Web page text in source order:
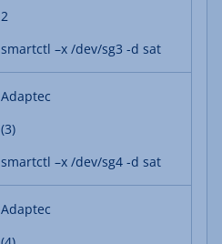
2
smartctl –x /dev/sg3 -d sat
Adaptec
(3)
smartctl –x /dev/sg4 -d sat
Adaptec